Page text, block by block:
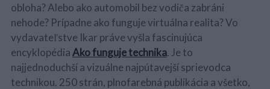
obloha? Alebo ako automobil bez vodiča zabráni
nehode? Prípadne ako funguje virtuálna realita? Vo
vydavateľstve Ikar práve vyšla fascinujúca
encyklopédiaAko funguje technika. Je to
najjednoduchší a vizuálne najpútavejší sprievodca
technikou. 250 strán, plnofarebná publikácia a všetko,